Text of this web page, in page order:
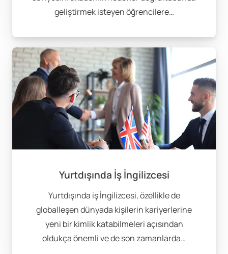
Yurtdışında İş İngilizcesi
Yurtdışında Hukuk İngilizcesi
Yurtdışı Online Dil Kursları
Yurtdışı Dil Yeterlilik Sınavları
gibi çokça sayıda opsiyon bulunmaktadır. Öğrencilerin
program seçimlerinde vize profillerini de göz önünde
bulundurarak doğru ülkeye, doğru programa ve doğru
süreye karar vermeleri en önemli husustur.
Yurtdışı Eğitimolarak öğrencilerimizin dil okulu tercih,
başvuru, vize ve eğitimleri süresince tam kapsamlı bir
yurtdışı eğitim danışmanlığı hizmeti sunmaktayız.
geliştirmek isteyen öğrencilere…
Yurtdışında İş İngilizcesi
Yurtdışında iş İngilizcesi, özellikle de
globalleşen dünyada kişilerin kariyerlerine
yeni bir kimlik katabilmeleri açısından
oldukça önemli ve de son zamanlarda…